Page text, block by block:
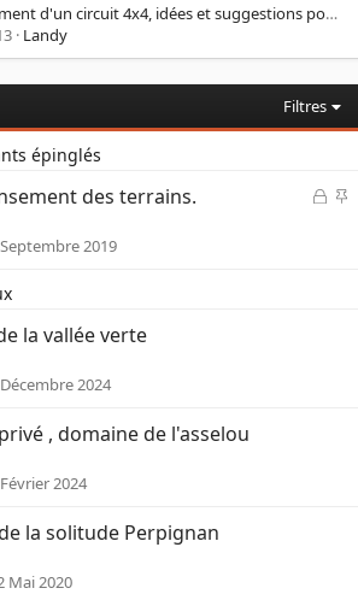
Post : Aménagement d'un circuit 4x4, idées et suggestions pour un esprit "Pirate"
Landy
Filtres
épinglés
F
I
des terrains.
2019
la vallée verte
2024
, domaine de l'asselou
2024
la solitude Perpignan
Mai 2020